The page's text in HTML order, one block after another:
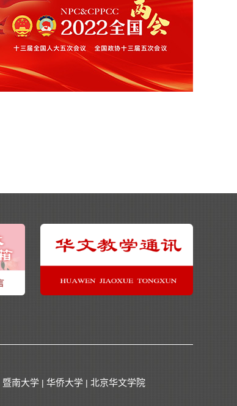
暨南大学 | 华侨大学 | 北京华文学院